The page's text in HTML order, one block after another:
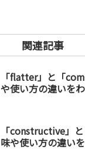
関連記事
「flatter」と「
や使い方の違いを
「constructive」
味や使い方の違い